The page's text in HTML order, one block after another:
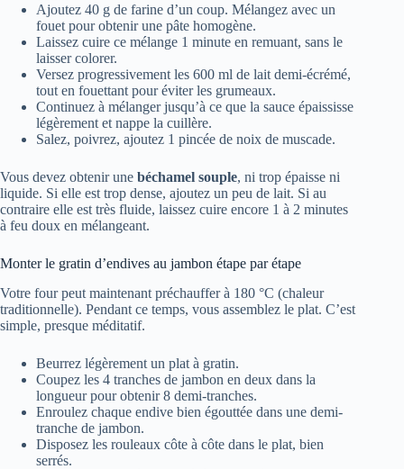
Ajoutez 40 g de farine d’un coup. Mélangez avec un
fouet pour obtenir une pâte homogène.
Laissez cuire ce mélange 1 minute en remuant, sans le
laisser colorer.
Versez progressivement les 600 ml de lait demi-écrémé,
tout en fouettant pour éviter les grumeaux.
Continuez à mélanger jusqu’à ce que la sauce épaississe
légèrement et nappe la cuillère.
Salez, poivrez, ajoutez 1 pincée de noix de muscade.
Vous devez obtenir une béchamel souple, ni trop épaisse ni
liquide. Si elle est trop dense, ajoutez un peu de lait. Si au
contraire elle est très fluide, laissez cuire encore 1 à 2 minutes
à feu doux en mélangeant.
Monter le gratin d’endives au jambon étape par étape
Votre four peut maintenant préchauffer à 180 °C (chaleur
traditionnelle). Pendant ce temps, vous assemblez le plat. C’est
simple, presque méditatif.
Beurrez légèrement un plat à gratin.
Coupez les 4 tranches de jambon en deux dans la
longueur pour obtenir 8 demi-tranches.
Enroulez chaque endive bien égouttée dans une demi-
tranche de jambon.
Disposez les rouleaux côte à côte dans le plat, bien
serrés.